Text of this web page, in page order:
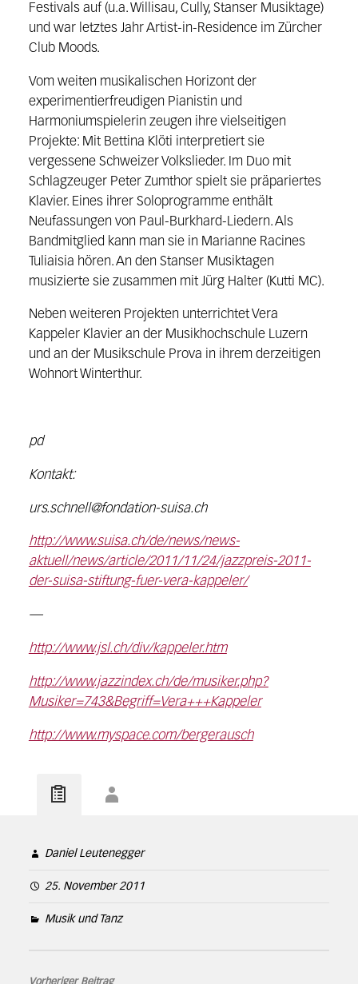
Festivals auf (u.a. Willisau, Cully, Stanser Musiktage)
und war letztes Jahr Artist-in-Residence im Zürcher
Club Moods.
Vom weiten musikalischen Horizont der
experimentierfreudigen Pianistin und
Harmoniumspielerin zeugen ihre vielseitigen
Projekte: Mit Bettina Klöti interpretiert sie
vergessene Schweizer Volkslieder. Im Duo mit
Schlagzeuger Peter Zumthor spielt sie präpariertes
Klavier. Eines ihrer Soloprogramme enthält
Neufassungen von Paul-Burkhard-Liedern. Als
Bandmitglied kann man sie in Marianne Racines
Tuliaisia hören. An den Stanser Musiktagen
musizierte sie zusammen mit Jürg Halter (Kutti MC).
Neben weiteren Projekten unterrichtet Vera
Kappeler Klavier an der Musikhochschule Luzern
und an der Musikschule Prova in ihrem derzeitigen
Wohnort Winterthur.
pd
Kontakt:
urs.schnell@fondation-suisa.ch
http://www.suisa.ch/de/news/news-
aktuell/news/article/2011/11/24/jazzpreis-2011-
der-suisa-stiftung-fuer-vera-kappeler/
—
http://www.jsl.ch/div/kappeler.htm
http://www.jazzindex.ch/de/musiker.php?
Musiker=743&Begriff=Vera+++Kappeler
http://www.myspace.com/bergerausch
Daniel Leutenegger
25. November 2011
Musik und Tanz